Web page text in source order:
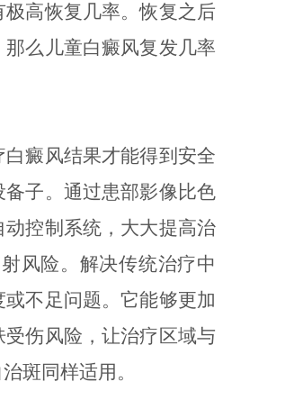
高恢复几率。恢复之后
么儿童白癜风复发几率
癜风结果才能得到安全
子。通过患部影像比色
控制系统，大大提高治
风险。解决传统治疗中
不足问题。它能够更加
伤风险，让治疗区域与
斑同样适用。